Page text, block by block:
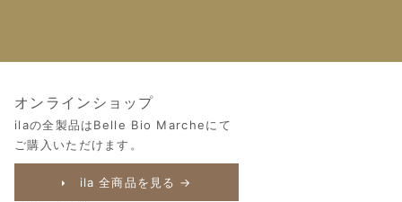
オンラインショップ
ilaの全製品はBelle Bio Marcheにて
ご購入いただけます。
ila 全商品を見る →